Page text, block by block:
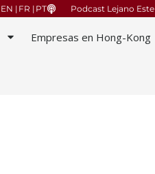
EN | FR | PT Podcast Lejano Este
Empresas en Hong-Kong